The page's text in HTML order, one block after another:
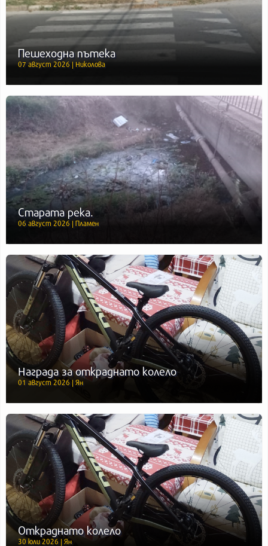
Пешеходна пътека
07 август 2026 | Николова
Старата река.
06 август 2026 | Пламен
Награда за откраднато колело
01 август 2026 | Ян
Откраднато колело
30 юли 2026 | Ян